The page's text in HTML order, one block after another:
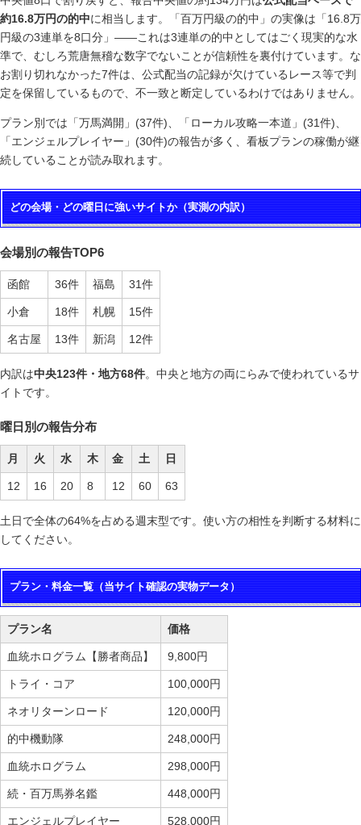
約16.8万円の的中に相当します。「百万円級の的中」の実像は「16.8万
円級の3連単を8口分」——これは3連単の的中としてはごく現実的な水
準で、むしろ荒唐無稽な数字でないことが信頼性を裏付けています。な
お割り切れなかった7件は、公式配当の記録が欠けているレース等で判
定を保留しているもので、不一致と断定しているわけではありません。
プラン別では「万馬満開」(37件)、「ローカル攻略一本道」(31件)、
「エンジェルプレイヤー」(30件)の報告が多く、看板プランの稼働が継
続していることが読み取れます。
どの会場・どの曜日に強いサイトか（実測の内訳）
会場別の報告TOP6
函館 36件 福島 31件
小倉 18件 札幌 15件
名古屋 13件 新潟 12件
内訳は中央123件・地方68件。中央と地方の両にらみで使われているサ
イトです。
曜日別の報告分布
月 火 水 木 金 土 日
12 16 20 8 12 60 63
土日で全体の64%を占める週末型です。使い方の相性を判断する材料に
してください。
プラン・料金一覧（当サイト確認の実物データ）
プラン名 価格
血統ホログラム【勝者商品】 9,800円
トライ・コア 100,000円
ネオリターンロード 120,000円
的中機動隊 248,000円
血統ホログラム 298,000円
続・百万馬券名鑑 448,000円
エンジェルプレイヤー 528,000円